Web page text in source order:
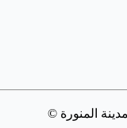
المنورة ©